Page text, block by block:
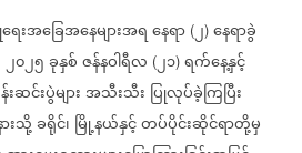
အခြေအနေများအရနေရာ (၂) နေရာခွဲ
၂၀၂၅ခုနှစ်ဇန်နဝါရီလ (၂၁) ရက်နေ့နှင့်
င်းပွဲများအသီးသီး ပြုလုပ်ခဲ့ကြပြီး
းသို့ခရိုင်၊ မြို့နယ်နှင့်တပ်ပိုင်းဆိုင်ရာတို့မှ